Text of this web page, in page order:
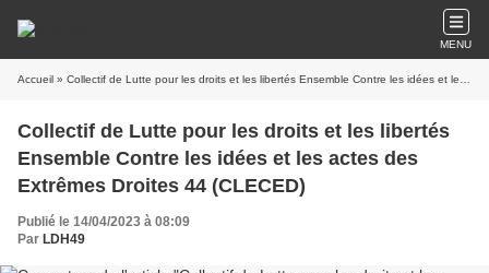
MENU
Accueil » Collectif de Lutte pour les droits et les libertés Ensemble Contre les idées et les actes des Extrêmes Droites 44 (CLECED)
Collectif de Lutte pour les droits et les libertés
Ensemble Contre les idées et les actes des
Extrêmes Droites 44 (CLECED)
Publié le 14/04/2023 à 08:09
Par LDH49